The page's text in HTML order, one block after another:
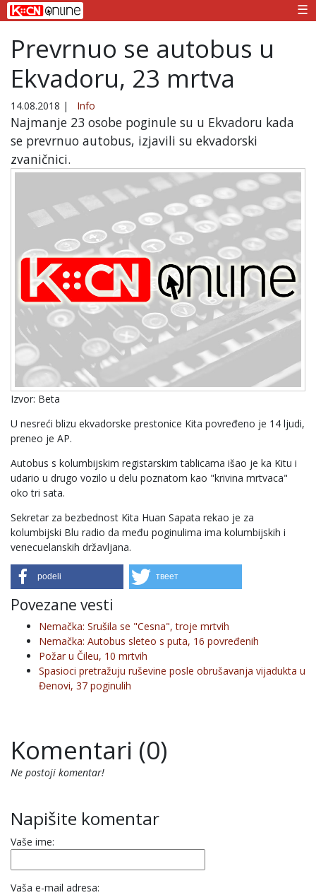
☰
Prevrnuo se autobus u
Ekvadoru, 23 mrtva
14.08.2018 | Info
Najmanje 23 osobe poginule su u Ekvadoru kada
se prevrnuo autobus, izjavili su ekvadorski
zvaničnici.
Izvor: Beta
U nesreći blizu ekvadorske prestonice Kita povređeno je 14 ljudi,
preneo je AP.
Autobus s kolumbijskim registarskim tablicama išao je ka Kitu i
udario u drugo vozilo u delu poznatom kao "krivina mrtvaca"
oko tri sata.
Sekretar za bezbednost Kita Huan Sapata rekao je za
kolumbijski Blu radio da među poginulima ima kolumbijskih i
venecuelanskih državljana.
podeli твеет
Povezane vesti
Nemačka: Srušila se "Cesna", troje mrtvih
Nemačka: Autobus sleteo s puta, 16 povređenih
Požar u Čileu, 10 mrtvih
Spasioci pretražuju ruševine posle obrušavanja vijadukta u
Đenovi, 37 poginulih
Komentari (0)
Ne postoji komentar!
Napišite komentar
Vaše ime:
Vaša e-mail adresa: